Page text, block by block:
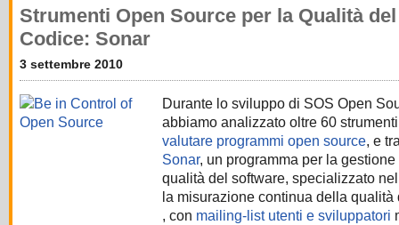
Strumenti Open Source per la Qualità del
Codice: Sonar
3 settembre 2010
Durante lo sviluppo di SOS Open
abbiamo analizzato oltre 60
valutare programmi open source, e
Sonar, un programma per la
qualità del software, specializzato
la misurazione continua della qualità
, con mailing-list utenti e sviluppatori